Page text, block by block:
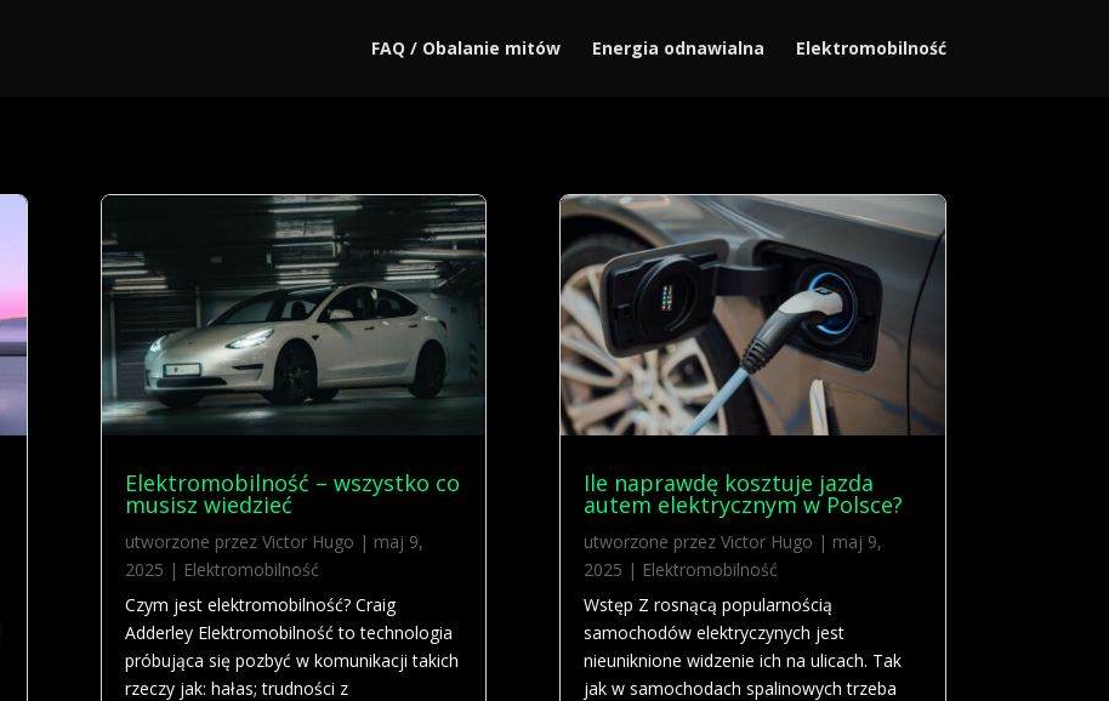
FAQ / Obalanie mitów Energia odnawialna Elektromobilność
Elektromobilność – wszystko co
musisz wiedzieć
utworzone przez Victor Hugo | maj 9,
2025 | Elektromobilność
Czym jest elektromobilność? Craig
Adderley Elektromobilność to technologia
próbująca się pozbyć w komunikacji takich
rzeczy jak: hałas; trudności z
Ile naprawdę kosztuje jazda
autem elektrycznym w Polsce?
utworzone przez Victor Hugo | maj 9,
2025 | Elektromobilność
Wstęp Z rosnącą popularnością
samochodów elektryczynych jest
nieuniknione widzenie ich na ulicach. Tak
jak w samochodach spalinowych trzeba